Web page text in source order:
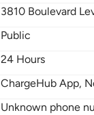
3810 Boulevard
Public
24 Hours
ChargeHub App,
Unknown phone